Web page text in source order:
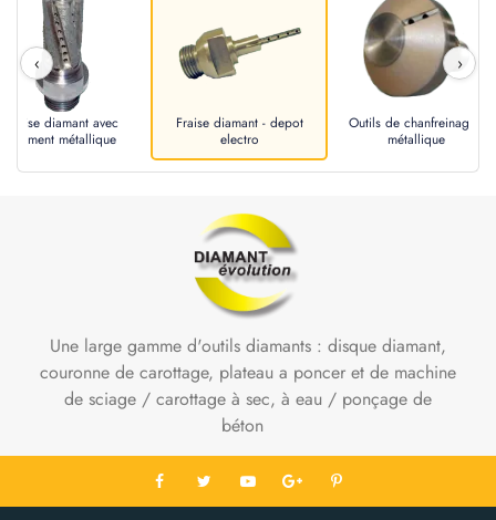
‹ ›
Fraise diamant avec
segment métallique
Fraise diamant - depot
electro
Outils de chanfreinage -
métallique
Une large gamme d'outils diamants : disque diamant,
couronne de carottage, plateau a poncer et de machine
de sciage / carottage à sec, à eau / ponçage de
béton